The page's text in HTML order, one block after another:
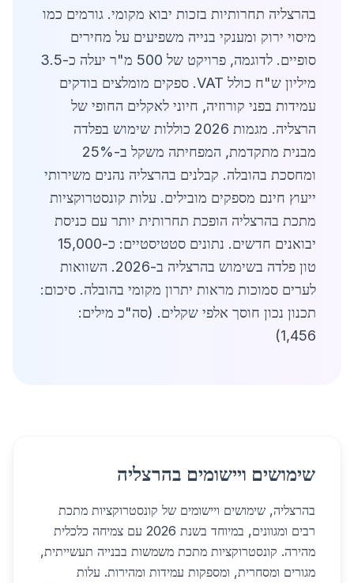
בהרצליה תחרותיות בזכות יבוא מקומי. גורמים כמו
מיסוי ירוק ומענקי בנייה משפיעים על מחירים
סופיים. לדוגמה, פרויקט של 500 מ"ר יעלה כ-3.5
מיליון ש"ח כולל VAT. ספקים מומלצים בודקים
עמידות בפני קורוזיה, חיוני לאקלים החופי של
הרצליה. מגמות 2026 כוללות שימוש בפלדה
מבנית מתקדמת, המפחיתה משקל ב-25%
ומחסכת בהובלה. קבלנים בהרצליה נהנים משירותי
ייעוץ חינם מספקים מובילים. עלות קונסטרוקציות
מתכת בהרצליה הופכת תחרותית יותר עם כניסת
יבואנים חדשים. נתונים סטטיסטיים: כ-15,000
טון פלדה בשימוש בהרצליה ב-2026. השוואות
לערים סמוכות מראות יתרון מקומי בהובלה. סיכום:
תכנון נכון חוסך אלפי שקלים. (סה"כ מילים:
1,456)
שימושים ויישומים בהרצליה
בהרצליה, שימושים ויישומים של קונסטרוקציות מתכת
רבים ומגוונים, במיוחד בשנת 2026 עם צמיחה כלכלית
מהירה. קונסטרוקציות מתכת משמשות בבנייה תעשייתית,
מגורים ומסחרית, ומספקות עמידות ומהירות. עלות